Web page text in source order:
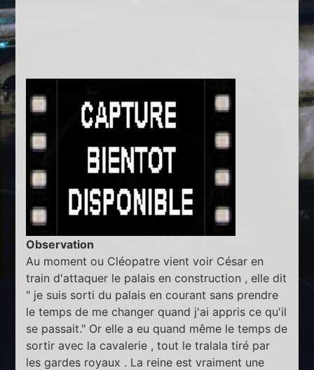
Observation
Au moment ou Cléopatre vient voir César en
train d'attaquer le palais en construction , elle dit
" je suis sorti du palais en courant sans prendre
le temps de me changer quand j'ai appris ce qu'il
se passait." Or elle a eu quand même le temps de
sortir avec la cavalerie , tout le tralala tiré par
les gardes royaux . La reine est vraiment une